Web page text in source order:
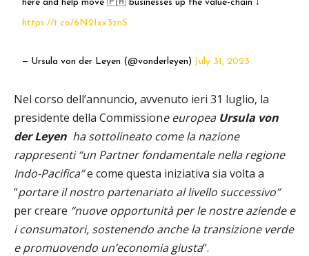
here and help move 🇵🇭 businesses up the value-chain ↓
https://t.co/6N2Ixx3znS
— Ursula von der Leyen (@vonderleyen) July 31, 2023
Nel corso dell’annuncio, avvenuto ieri 31 luglio, la
presidente della Commissione europea Ursula von
der Leyen ha sottolineato come la nazione
rappresenti “un Partner fondamentale nella regione
Indo-Pacifica”e come questa iniziativa sia volta a
“portare il nostro partenariato al livello successivo”
per creare “nuove opportunità per le nostre aziende e
i consumatori, sostenendo anche la transizione verde
e promuovendo un’economia giusta“.